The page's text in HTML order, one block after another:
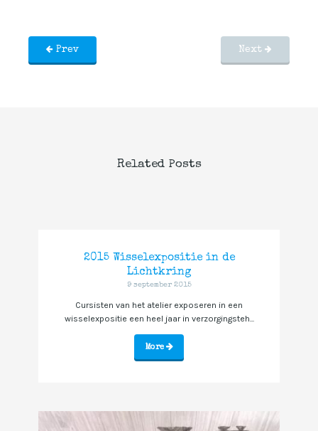
Prev Next
Related Posts
2015 Wisselexpositie in de
Lichtkring
9 september 2015
Cursisten van het atelier exposeren in een
wisselexpositie een heel jaar in verzorgingsteh...
More